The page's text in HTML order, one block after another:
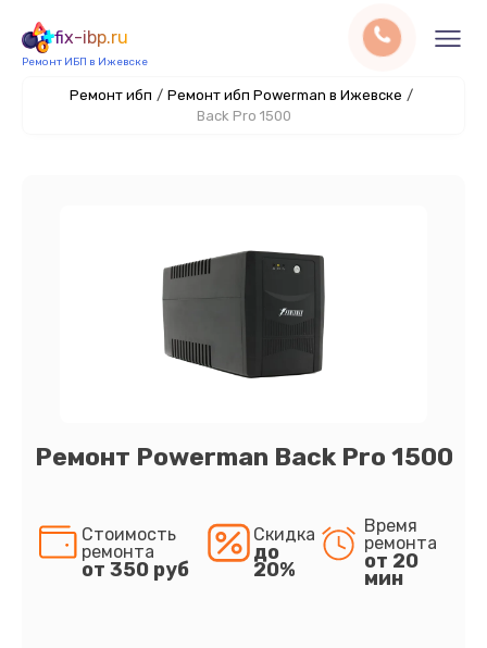
fix-ibp.ru
Ремонт ИБП в Ижевске
Ремонт ибп / Ремонт ибп Powerman в Ижевске /
Back Pro 1500
Ремонт Powerman Back Pro 1500
Стоимость
ремонта
от 350 руб
Скидка
до
20%
Время
ремонта
от 20
мин